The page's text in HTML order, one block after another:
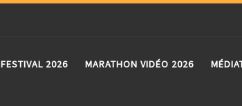
FESTIVAL 2026 MARATHON VIDÉO 2026